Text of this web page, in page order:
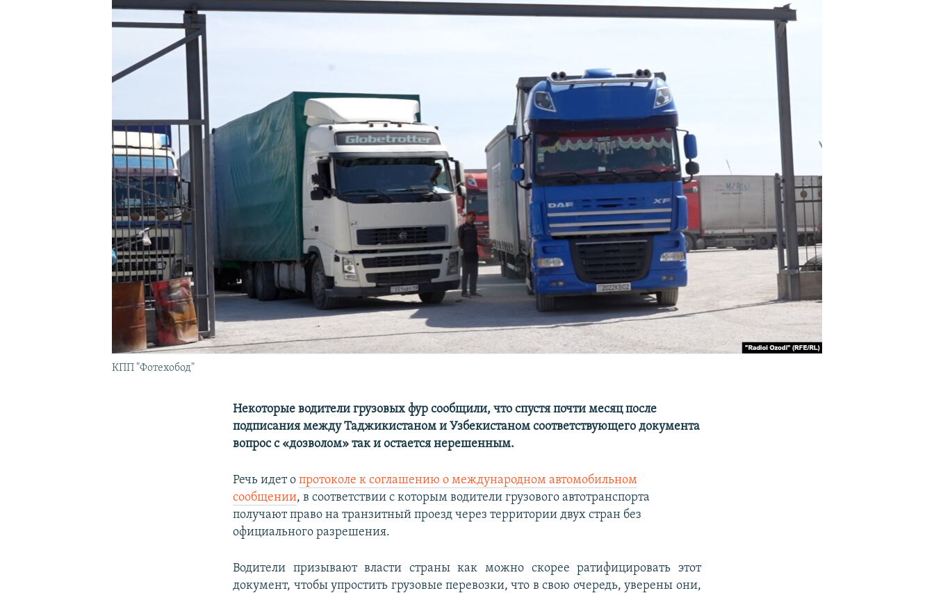
КПП "Фотехобод"
Некоторые водители грузовых фур сообщили, что спустя почти месяц после
подписания между Таджикистаном и Узбекистаном соответствующего документа
вопрос с «дозволом» так и остается нерешенным.
Речь идет опротоколе к соглашению о международном автомобильном
сообщении, в соответствии с которым водители грузового автотранспорта
получают право на транзитный проезд через территории двух стран без
официального разрешения.
Водители призывают власти страны как можно скорее ратифицировать этот
документ, чтобы упростить грузовые перевозки, что в свою очередь, уверены они,